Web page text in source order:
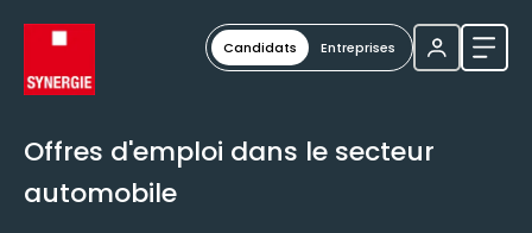
Candidats Entreprises
Offres d'emploi dans le secteur
automobile